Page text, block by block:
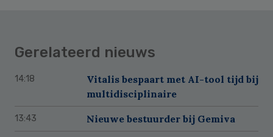
Gerelateerd nieuws
14:18
Vitalis bespaart met AI-tool tijd bij
multidisciplinaire
13:43 Nieuwe bestuurder bij Gemiva